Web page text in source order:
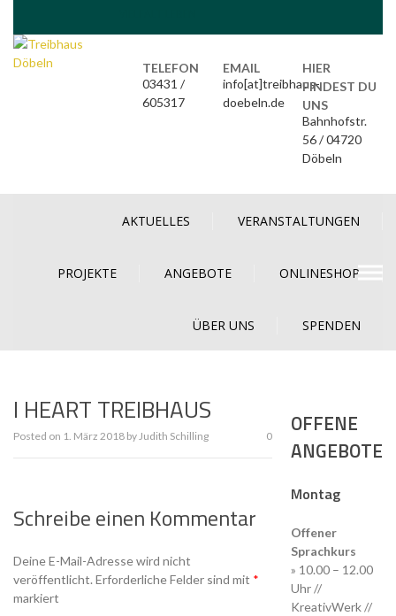
content
TELEFON
03431 /
605317
EMAIL
info[at]treibhaus-
doebeln.de
HIER
FINDEST DU
UNS
Bahnhofstr.
56 / 04720
Döbeln
AKTUELLES VERANSTALTUNGEN
PROJEKTE ANGEBOTE ONLINESHOP
ÜBER UNS SPENDEN
I HEART TREIBHAUS
Posted on 1. März 2018 byJudith Schilling 0
Schreibe einen Kommentar
Deine E-Mail-Adresse wird nicht
veröffentlicht. Erforderliche Felder sind mit *
markiert
OFFENE
ANGEBOTE
Montag
Offener
Sprachkurs
» 10.00 – 12.00
Uhr //
KreativWerk //